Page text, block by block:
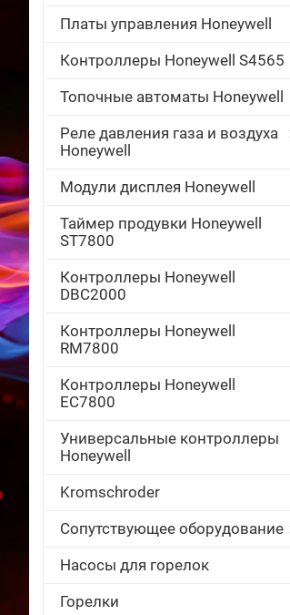
Платы управления Honeywell
Контроллеры Honeywell S4565
Топочные автоматы Honeywell
Реле давления газа и воздуха
Honeywell
Модули дисплея Honeywell
Таймер продувки Honeywell
ST7800
Контроллеры Honeywell
DBC2000
Контроллеры Honeywell
RM7800
Контроллеры Honeywell
EC7800
Универсальные контроллеры
Honeywell
Kromschroder
Сопутствующее оборудование
Насосы для горелок
Горелки